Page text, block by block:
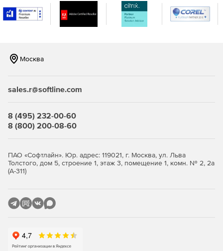
спискам, что позволяет как исключать из проверки
определенные адреса, так и увеличивать ее
эффективность.
сотрудников, а следовательно – существенно
строй и упрощает сопровождение продукта.
Уникальные технологии обнаружения неизвестных
(при старте системы).
планировщика Windows.
Москва
sales.r@softline.com
8 (495) 232-00-60
8 (800) 200-08-60
ПАО «Софтлайн». Юр. адрес: 119021, г. Москва, ул. Льва
Толстого, дом 5, строение 1, этаж 3, помещение 1, комн. № 2, 2а
(А-311)